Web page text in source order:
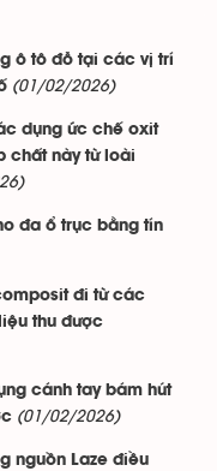
ô tô đỗ tại các vị trí
(01/02/2026)
dụng ức chế oxit
chất này từ loài
đa ổ trục bằng tín
đi từ các
thu được
cánh tay bám hút
(01/02/2026)
nguồn Laze điều